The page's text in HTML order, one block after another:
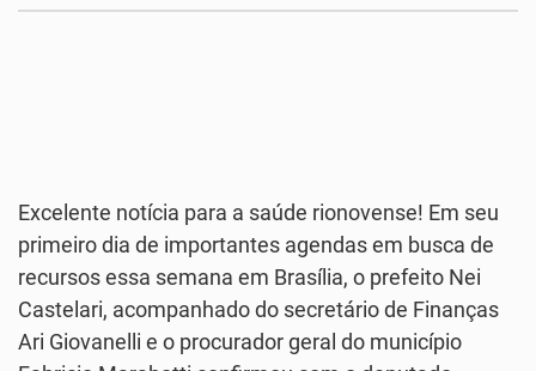
Excelente notícia para a saúde rionovense! Em seu
primeiro dia de importantes agendas em busca de
recursos essa semana em Brasília, o prefeito Nei
Castelari, acompanhado do secretário de Finanças
Ari Giovanelli e o procurador geral do município